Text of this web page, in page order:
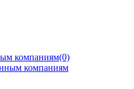
компаниям(0)